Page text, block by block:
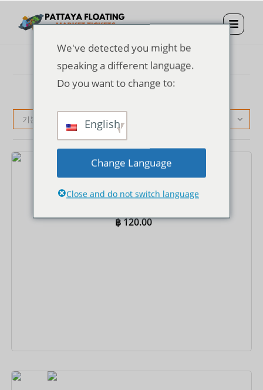
기본순
티켓
파타야 수상시장 입장권
฿120.00
지금 예약하세요
We've detected you might be
speaking a different language.
Do you want to change to:
English
Change Language
Close and do not switch language